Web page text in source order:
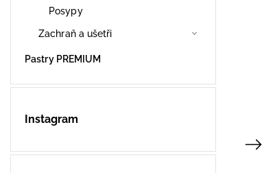
Posypy
Zachraň a ušetři
Pastry PREMIUM
Instagram